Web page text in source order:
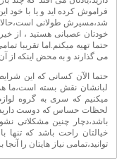
می گذارند و به محض اینکه از آن
حتما الآن کسانی که این شرایط
لبانشان نقش بسته است،ما
میکنیم که سری به گروه
خیالتان راحت باشد که تنها
توانید،تمامی نیاز هایتان را آنجا